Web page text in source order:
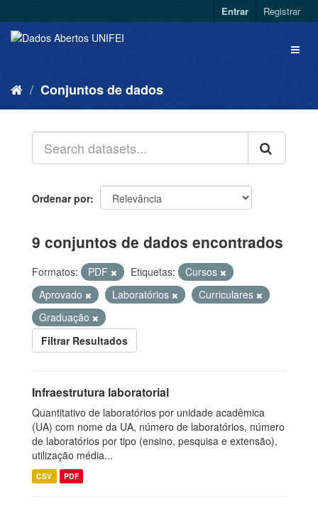
Entrar Registrar
Conjuntos de dados
Ordenar por
9 conjuntos de dados encontrados
Formatos: PDF Etiquetas:
Cursos
Aprovado
Laboratórios
Curriculares
Graduação
Filtrar Resultados
Infraestrutura laboratorial
Quantitativo de laboratórios por unidade acadêmica
(UA) com nome da UA, número de laboratórios, número
de laboratórios por tipo (ensino, pesquisa e extensão),
utilização média...
CSV PDF